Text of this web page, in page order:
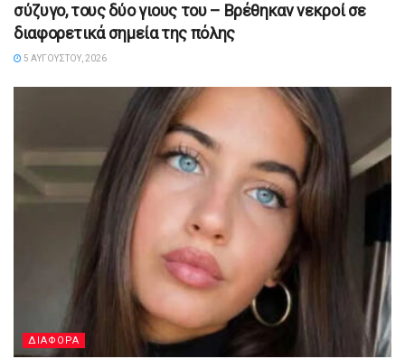
σύζυγο, τους δύο γιους του – Βρέθηκαν νεκροί σε
διαφορετικά σημεία της πόλης
5 ΑΥΓΟΎΣΤΟΥ, 2026
ΔΙΑΦΟΡΑ